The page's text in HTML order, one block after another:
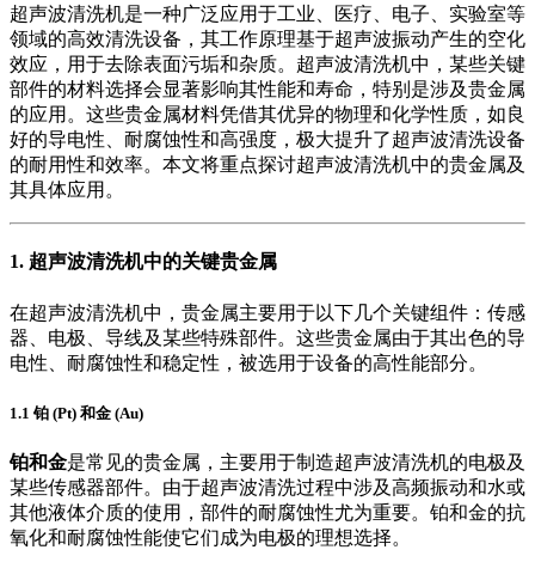
超声波清洗机是一种广泛应用于工业、医疗、电子、实验室等
领域的高效清洗设备，其工作原理基于超声波振动产生的空化
效应，用于去除表面污垢和杂质。超声波清洗机中，某些关键
部件的材料选择会显著影响其性能和寿命，特别是涉及贵金属
的应用。这些贵金属材料凭借其优异的物理和化学性质，如良
好的导电性、耐腐蚀性和高强度，极大提升了超声波清洗设备
的耐用性和效率。本文将重点探讨超声波清洗机中的贵金属及
其具体应用。
1. 超声波清洗机中的关键贵金属
在超声波清洗机中，贵金属主要用于以下几个关键组件：传感
器、电极、导线及某些特殊部件。这些贵金属由于其出色的导
电性、耐腐蚀性和稳定性，被选用于设备的高性能部分。
1.1 铂 (Pt) 和金 (Au)
铂和金是常见的贵金属，主要用于制造超声波清洗机的电极及
某些传感器部件。由于超声波清洗过程中涉及高频振动和水或
其他液体介质的使用，部件的耐腐蚀性尤为重要。铂和金的抗
氧化和耐腐蚀性能使它们成为电极的理想选择。